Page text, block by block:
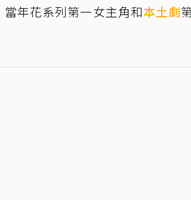
年花系列第一女主角和本土劇